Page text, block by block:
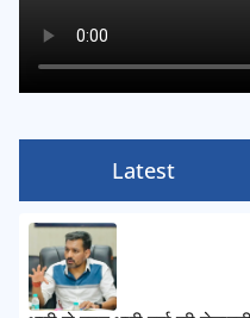
Latest